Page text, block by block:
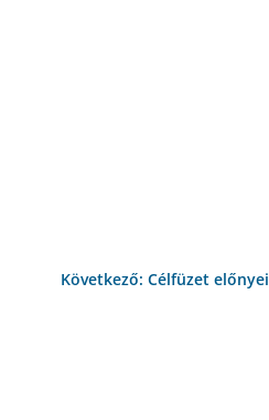
Következő: Célfüzet előnyei